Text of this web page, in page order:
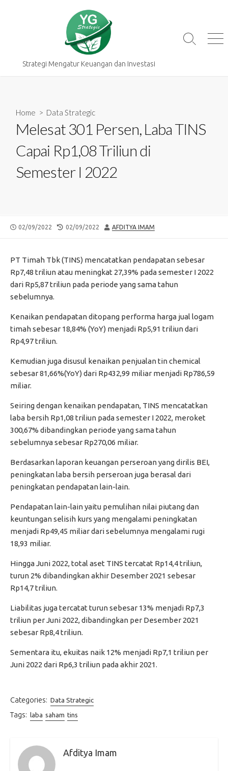
Strategi Mengatur Keuangan dan Investasi
Search
Home > Data Strategic
Melesat 301 Persen, Laba TINS
Capai Rp1,08 Triliun di
Semester I 2022
PUBLISHED
02/09/2022
LAST
02/09/2022 AUTHOR
AFDITYA IMAM
PT Timah Tbk (TINS) mencatatkan pendapatan sebesar
Rp7,48 triliun atau meningkat 27,39% pada semester I 2022
dari Rp5,87 triliun pada periode yang sama tahun
sebelumnya.
Kenaikan pendapatan ditopang performa harga jual logam
timah sebesar 18,84% (YoY) menjadi Rp5,91 triliun dari
Rp4,97 triliun.
Kemudian juga disusul kenaikan penjualan tin chemical
sebesar 81,66%(YoY) dari Rp432,99 miliar menjadi Rp786,59
miliar.
Seiring dengan kenaikan pendapatan, TINS mencatatkan
laba bersih Rp1,08 triliun pada semester I 2022, meroket
300,67% dibandingkan periode yang sama tahun
sebelumnya sebesar Rp270,06 miliar.
Berdasarkan laporan keuangan perseroan yang dirilis BEI,
peningkatan laba bersih perseroan juga berasal dari
peningkatan pendapatan lain-lain.
Pendapatan lain-lain yaitu pemulihan nilai piutang dan
keuntungan selisih kurs yang mengalami peningkatan
menjadi Rp49,45 miliar dari sebelumnya mengalami rugi
18,93 miliar.
Hingga Juni 2022, total aset TINS tercatat Rp14,4 triliun,
turun 2% dibandingkan akhir Desember 2021 sebesar
Rp14,7 triliun.
Liabilitas juga tercatat turun sebesar 13% menjadi Rp7,3
triliun per Juni 2022, dibandingkan per Desember 2021
sebesar Rp8,4 triliun.
Sementara itu, ekuitas naik 12% menjadi Rp7,1 triliun per
Juni 2022 dari Rp6,3 triliun pada akhir 2021.
Categories: Data Strategic
Tags: laba saham tins
Afditya Imam